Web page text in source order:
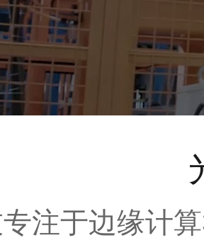
注于边缘计